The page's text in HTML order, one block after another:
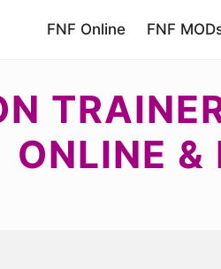
FNF Online FNF
ONLINE &